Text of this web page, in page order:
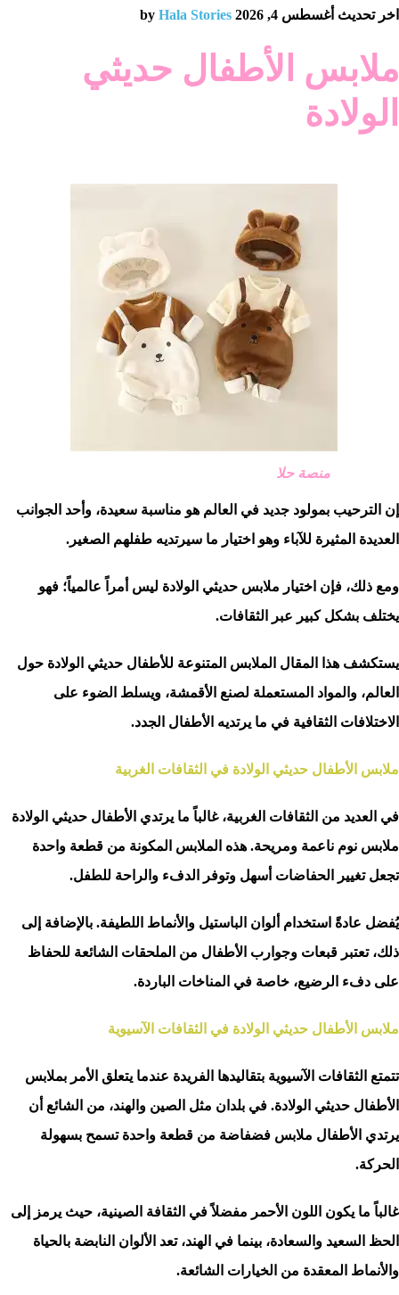
اخر تحديث أغسطس 4, 2026 by Hala Stories
ملابس الأطفال حديثي
الولادة
منصة حلا
إن الترحيب بمولود جديد في العالم هو مناسبة سعيدة، وأحد الجوانب
العديدة المثيرة للآباء وهو اختيار ما سيرتديه طفلهم الصغير.
ومع ذلك، فإن اختيار ملابس حديثي الولادة ليس أمراً عالمياً؛ فهو
يختلف بشكل كبير عبر الثقافات.
يستكشف هذا المقال الملابس المتنوعة للأطفال حديثي الولادة حول
العالم، والمواد المستعملة لصنع الأقمشة، ويسلط الضوء على
الاختلافات الثقافية في ما يرتديه الأطفال الجدد.
ملابس الأطفال حديثي الولادة في الثقافات الغربية
في العديد من الثقافات الغربية، غالباً ما يرتدي الأطفال حديثي الولادة
ملابس نوم ناعمة ومريحة. هذه الملابس المكونة من قطعة واحدة
تجعل تغيير الحفاضات أسهل وتوفر الدفء والراحة للطفل.
يُفضل عادةً استخدام ألوان الباستيل والأنماط اللطيفة. بالإضافة إلى
ذلك، تعتبر قبعات وجوارب الأطفال من الملحقات الشائعة للحفاظ
على دفء الرضيع، خاصة في المناخات الباردة.
ملابس الأطفال حديثي الولادة في الثقافات الآسيوية
تتمتع الثقافات الآسيوية بتقاليدها الفريدة عندما يتعلق الأمر بملابس
الأطفال حديثي الولادة. في بلدان مثل الصين والهند، من الشائع أن
يرتدي الأطفال ملابس فضفاضة من قطعة واحدة تسمح بسهولة
الحركة.
غالباً ما يكون اللون الأحمر مفضلاً في الثقافة الصينية، حيث يرمز إلى
الحظ السعيد والسعادة، بينما في الهند، تعد الألوان النابضة بالحياة
والأنماط المعقدة من الخيارات الشائعة.